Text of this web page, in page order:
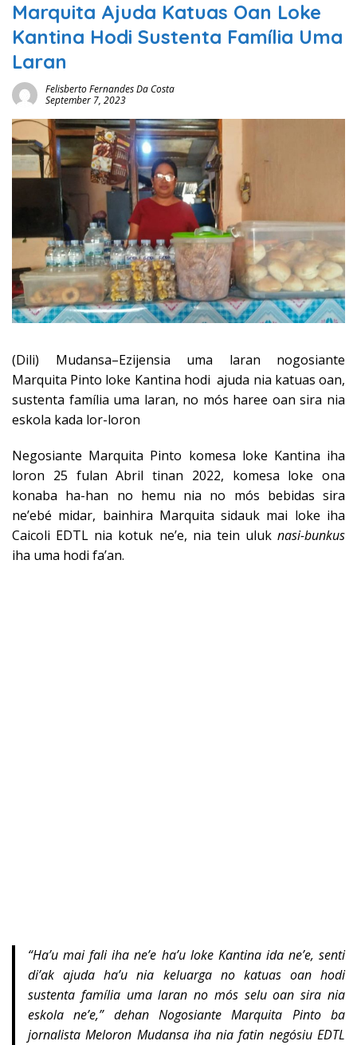
Marquita Ajuda Katuas Oan Loke
Kantina Hodi Sustenta Família Uma
Laran
Felisberto Fernandes Da Costa
September 7, 2023
(Dili) Mudansa–Ezijensia uma laran nogosiante
Marquita Pinto loke Kantina hodi ajuda nia katuas oan,
sustenta família uma laran, no mós haree oan sira nia
eskola kada lor-loron
Negosiante Marquita Pinto komesa loke Kantina iha
loron 25 fulan Abril tinan 2022, komesa loke ona
konaba ha-han no hemu nia no mós bebidas sira
ne’ebé midar, bainhira Marquita sidauk mai loke iha
Caicoli EDTL nia kotuk ne’e, nia tein uluk nasi-bunkus
iha uma hodi fa’an.
“Ha’u mai fali iha ne’e ha’u loke Kantina ida ne’e, senti
di’ak ajuda ha’u nia keluarga no katuas oan hodi
sustenta família uma laran no mós selu oan sira nia
eskola ne’e,” dehan Nogosiante Marquita Pinto ba
jornalista Meloron Mudansa iha nia fatin negósiu EDTL